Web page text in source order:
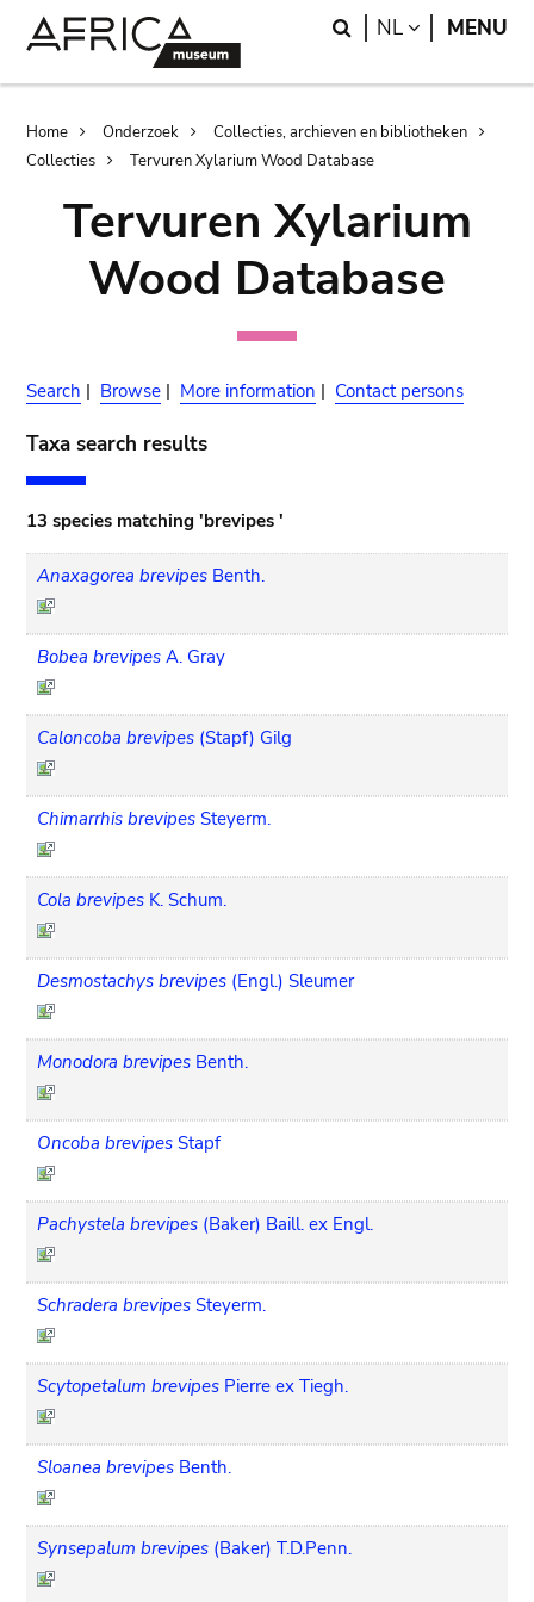
Search
NL LANGUAGE
MENU
Breadcrumb
Home Onderzoek
Collecties, archieven en bibliotheken
Collecties
Tervuren Xylarium Wood Database
Tervuren Xylarium
Wood Database
Search | Browse | More information | Contact persons
Taxa search results
13 species matching 'brevipes '
Anaxagorea brevipes Benth.
Bobea brevipes A. Gray
Caloncoba brevipes (Stapf) Gilg
Chimarrhis brevipes Steyerm.
Cola brevipes K. Schum.
Desmostachys brevipes (Engl.) Sleumer
Monodora brevipes Benth.
Oncoba brevipes Stapf
Pachystela brevipes (Baker) Baill. ex Engl.
Schradera brevipes Steyerm.
Scytopetalum brevipes Pierre ex Tiegh.
Sloanea brevipes Benth.
Synsepalum brevipes (Baker) T.D.Penn.